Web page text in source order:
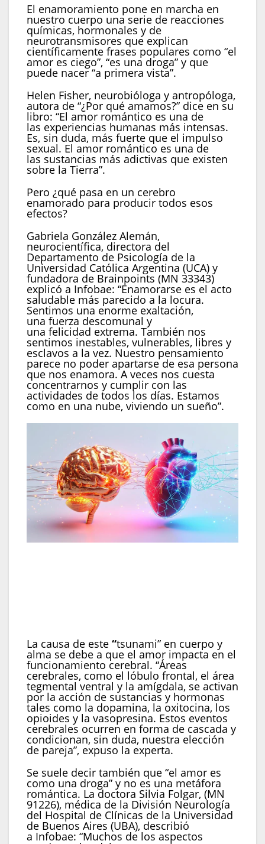
El enamoramiento pone en marcha en
nuestro cuerpo una serie de reacciones
químicas, hormonales y de
neurotransmisores que explican
científicamente frases populares como “el
amor es ciego”, “es una droga” y que
puede nacer “a primera vista”.
Helen Fisher, neurobióloga y antropóloga,
autora de “¿Por qué amamos?” dice en su
libro: “El amor romántico es una de
las experiencias humanas más intensas.
Es, sin duda, más fuerte que el impulso
sexual. El amor romántico es una de
las sustancias más adictivas que existen
sobre la Tierra”.
Pero ¿qué pasa en un cerebro
enamorado para producir todos esos
efectos?
Gabriela González Alemán,
neurocientífica, directora del
Departamento de Psicología de la
Universidad Católica Argentina (UCA) y
fundadora de Brainpoints (MN 33343)
explicó a Infobae: “Enamorarse es el acto
saludable más parecido a la locura.
Sentimos una enorme exaltación,
una fuerza descomunal y
una felicidad extrema. También nos
sentimos inestables, vulnerables, libres y
esclavos a la vez. Nuestro pensamiento
parece no poder apartarse de esa persona
que nos enamora. A veces nos cuesta
concentrarnos y cumplir con las
actividades de todos los días. Estamos
como en una nube, viviendo un sueño”.
La causa de este “tsunami” en cuerpo y
alma se debe a que el amor impacta en el
funcionamiento cerebral. “Áreas
cerebrales, como el lóbulo frontal, el área
tegmental ventral y la amígdala, se activan
por la acción de sustancias y hormonas
tales como la dopamina, la oxitocina, los
opioides y la vasopresina. Estos eventos
cerebrales ocurren en forma de cascada y
condicionan, sin duda, nuestra elección
de pareja”, expuso la experta.
Se suele decir también que “el amor es
como una droga” y no es una metáfora
romántica. La doctora Silvia Folgar, (MN
91226), médica de la División Neurología
del Hospital de Clínicas de la Universidad
de Buenos Aires (UBA), describió
a Infobae: “Muchos de los aspectos